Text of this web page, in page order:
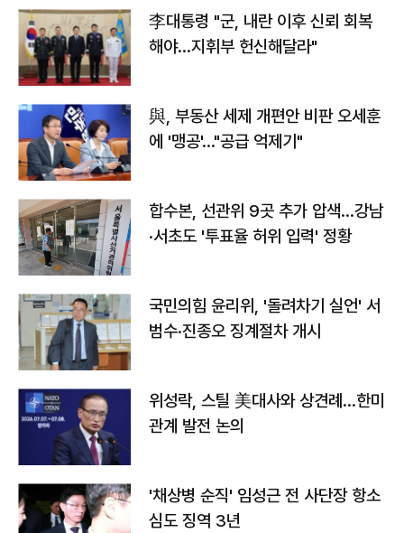
李대통령 "군, 내란 이후 신뢰 회복
해야…지휘부 헌신해달라"
與, 부동산 세제 개편안 비판 오세훈
에 '맹공'…"공급 억제기"
합수본, 선관위 9곳 추가 압색…강남
·서초도 '투표율 허위 입력' 정황
국민의힘 윤리위, '돌려차기 실언' 서
범수·진종오 징계절차 개시
위성락, 스틸 美대사와 상견례…한미
관계 발전 논의
'채상병 순직' 임성근 전 사단장 항소
심도 징역 3년